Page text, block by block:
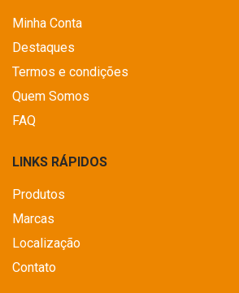
Minha Conta
Destaques
Termos e condições
Quem Somos
FAQ
LINKS RÁPIDOS
Produtos
Marcas
Localização
Contato